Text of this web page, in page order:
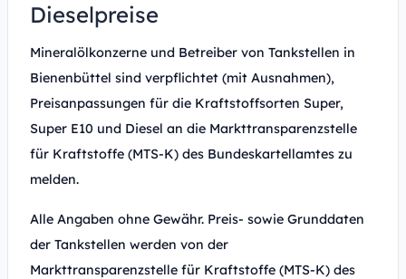
Dieselpreise
Mineralölkonzerne und Betreiber von Tankstellen in
Bienenbüttel sind verpflichtet (mit Ausnahmen),
Preisanpassungen für die Kraftstoffsorten Super,
Super E10 und Diesel an die Markttransparenzstelle
für Kraftstoffe (MTS-K) des Bundeskartellamtes zu
melden.
Alle Angaben ohne Gewähr. Preis- sowie Grunddaten
der Tankstellen werden von der
Markttransparenzstelle für Kraftstoffe (MTS-K) des